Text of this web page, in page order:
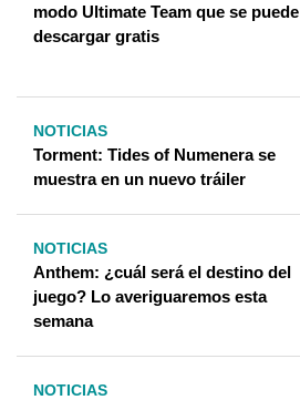
modo Ultimate Team que se puede
descargar gratis
NOTICIAS
Torment: Tides of Numenera se
muestra en un nuevo tráiler
NOTICIAS
Anthem: ¿cuál será el destino del
juego? Lo averiguaremos esta
semana
NOTICIAS